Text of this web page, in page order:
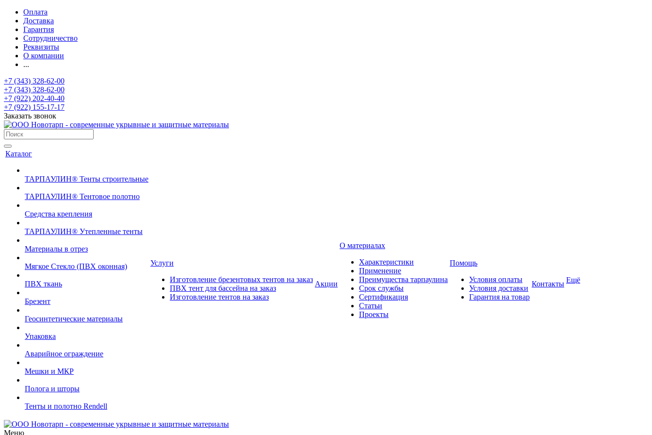
Оплата
Доставка
Гарантия
Сотрудничество
Реквизиты
О компании
...
+7 (343) 328-62-00
+7 (343) 328-62-00
+7 (922) 202-40-40
+7 (922) 155-17-17
Заказать звонок
Каталог
ТАРПАУЛИН® Тенты строительные
ТАРПАУЛИН® Тентовое полотно
Средства крепления
ТАРПАУЛИН® Утепленные тенты
Материалы в отрез
Мягкое Стекло (ПВХ оконная)
ПВХ ткань
Брезент
Геосинтетические материалы
Упаковка
Аварийное ограждение
Мешки и МКР
Полога и шторы
Тенты и полотно Rendell
Услуги
Изготовление брезентовых тентов на заказ
ПВХ тент для бассейна на заказ
Изготовление тентов на заказ
Акции
О материалах
Характеристики
Применение
Преимущества тарпаулина
Срок службы
Сертификация
Статьи
Проекты
Помощь
Условия оплаты
Условия доставки
Гарантия на товар
Контакты Ещё
Меню